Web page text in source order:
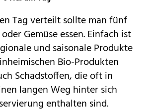
Tag verteilt sollte man fünf
Gemüse essen. Einfach ist
und saisonale Produkte
Bio-Produkten
Schadstoffen, die oft in
langen Weg hinter sich
enthalten sind.